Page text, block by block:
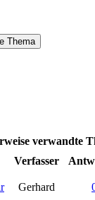
verwandte
Verfasser
Gerhard